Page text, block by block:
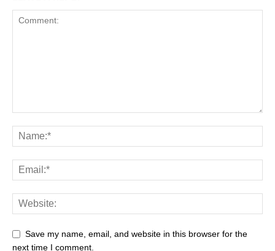
Save my name, email, and website in this browser for the
next time I comment.